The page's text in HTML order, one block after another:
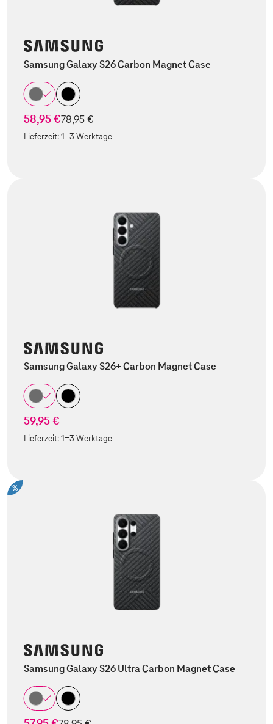
Samsung Galaxy S26 Carbon Magnet Case
58,95 €statt
78,95 €
Lieferzeit:1-3 Werktage
Samsung Galaxy S26+ Carbon Magnet Case
59,95 €
Lieferzeit:1-3 Werktage
%
Samsung Galaxy S26 Ultra Carbon Magnet Case